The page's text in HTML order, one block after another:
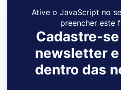
Ative o JavaScript no
preencher este
Cadastre-
newsletter
dentro das